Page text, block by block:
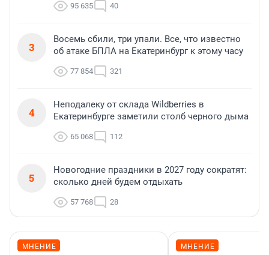
95 635 40
3
Восемь сбили, три упали. Все, что известно
об атаке БПЛА на Екатеринбург к этому часу
77 854 321
4
Неподалеку от склада Wildberries в
Екатеринбурге заметили столб черного дыма
65 068 112
5
Новогодние праздники в 2027 году сократят:
сколько дней будем отдыхать
57 768 28
МНЕНИЕ МНЕНИЕ